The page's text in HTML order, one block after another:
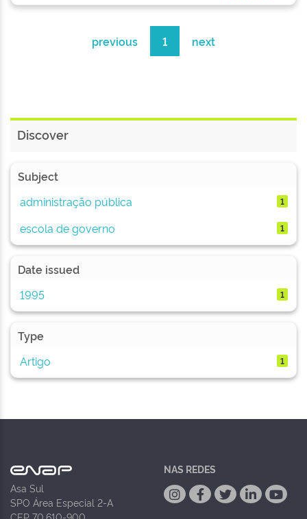
previous 1 next
Discover
Subject
administração pública
1
escola de governo 1
Date issued
1995
1
Type
Artigo
1
Asa Sul
SPO Área Especial 2-A
NAS REDES